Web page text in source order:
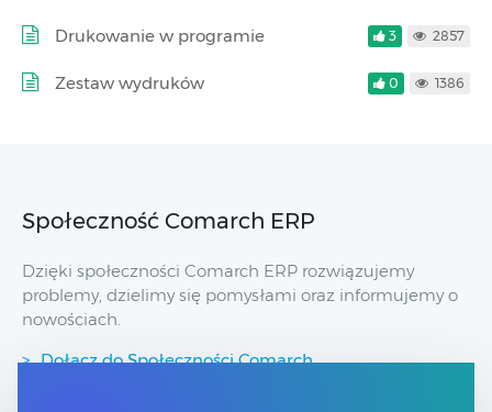
Drukowanie w programie 3 2857
Zestaw wydruków 0 1386
Społeczność Comarch ERP
Dzięki społeczności Comarch ERP rozwiązujemy
problemy, dzielimy się pomysłami oraz informujemy o
nowościach.
Dołącz do Społeczności Comarch